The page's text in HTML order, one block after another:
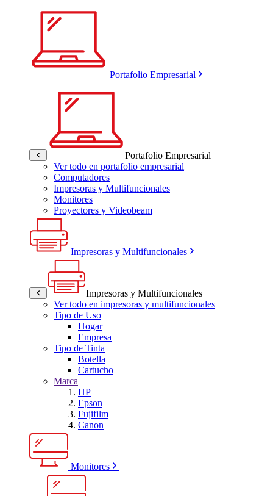
Portafolio Empresarial
Portafolio Empresarial
Ver todo en portafolio empresarial
Computadores
Impresoras y Multifuncionales
Monitores
Proyectores y Videobeam
Impresoras y Multifuncionales
Impresoras y Multifuncionales
Ver todo en impresoras y multifuncionales
Tipo de Uso
Hogar
Empresa
Tipo de Tinta
Botella
Cartucho
Marca
HP
Epson
Fujifilm
Canon
Monitores